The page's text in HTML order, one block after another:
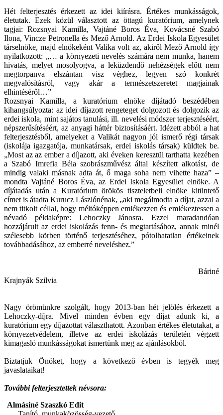
Hét felterjesztés érkezett az idei kiírásra. Értékes munkásságok,
életutak. Ezek közül választott az öttagú kuratórium, amelynek
tagjai: Rozsnyai Kamilla, Vajtáné Boros Éva, Kovácsné Szabó
Ilona, Vincze Petronella és Mező Arnold. Az Erdei Iskola Egyesület
társelnöke, majd elnökeként Valika volt az, akiről Mező Arnold így
nyilatkozott: „… a környezeti nevelés számára nem munka, hanem
hivatás, melyet mosolyogva, a leküzdendő nehézségek előtt nem
megtorpanva elszántan visz véghez, legyen szó konkrét
megvalósításról, vagy akár a természetszeretet magjainak
elhintéséről…”
Rozsnyai Kamilla, a kuratórium elnöke díjátadó beszédében
kihangsúlyozta: az idei díjazott rengeteget dolgozott és dolgozik az
erdei iskola, mint sajátos tanulási, ill. nevelési módszer terjesztéséért,
népszerűsítéséért, az anyagi háttér biztosításáért. Idézett abból a hat
felterjesztésből, amelyeket a Valikát nagyon jól ismerő régi társak
(iskolája igazgatója, munkatársak, erdei iskolás társak) küldtek be.
„Most az az ember a díjazott, aki éveken keresztül tarthatta kezében
a Szabó Imrefia Béla szobrászművész által készített alkotást, de
mindig valaki másnak adta át, ő maga soha nem vihette haza” –
mondta Vajtáné Boros Éva, az Erdei Iskola Egyesület elnöke. A
díjátadás után a Kuratórium örökös tiszteletbeli elnöke kitüntető
címet is átadta Kurucz Lászlónénak, „aki megálmodta a díjat, azzal a
nem titkolt céllal, hogy méltóképpen emlékezzen és emlékeztessen a
névadó példaképre: Lehoczky Jánosra. Ezzel maradandóan
hozzájárult az erdei iskolázás fenn- és megtartásához, annak minél
szélesebb körben történő terjesztéséhez, pótolhatatlan értékeinek
továbbadásához, az emberré neveléshez.”
Báriné
Krajnyák Szilvia
Nagy örömünkre szolgált, hogy 2013-ban hét jelölés érkezett a
Lehoczky-díjra. Mivel minden évben egy díjat adunk ki, a
kuratórium egy díjazottat választhatott. Azonban értékes életutakat, a
környezetvédelem, illetve az erdei iskolázás területén végzett
kimagasló munkásságokat ismertünk meg az ajánlásokból.
Biztatjuk Önöket, hogy a következő évben is tegyék meg
javaslataikat!
További felterjesztettek névsora:
Almásiné Szaszkó Edit